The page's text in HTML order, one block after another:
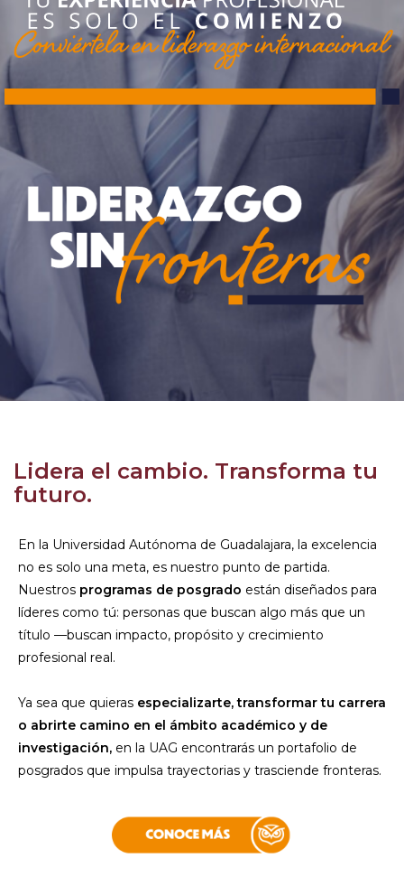
Lidera el cambio. Transforma tu
futuro.
En la Universidad Autónoma de Guadalajara, la excelencia
no es solo una meta, es nuestro punto de partida.
Nuestros programas de posgrado están diseñados para
líderes como tú: personas que buscan algo más que un
título —buscan impacto, propósito y crecimiento
profesional real.
Ya sea que quieras especializarte, transformar tu carrera
o abrirte camino en el ámbito académico y de
investigación, en la UAG encontrarás un portafolio de
posgrados que impulsa trayectorias y trasciende fronteras.